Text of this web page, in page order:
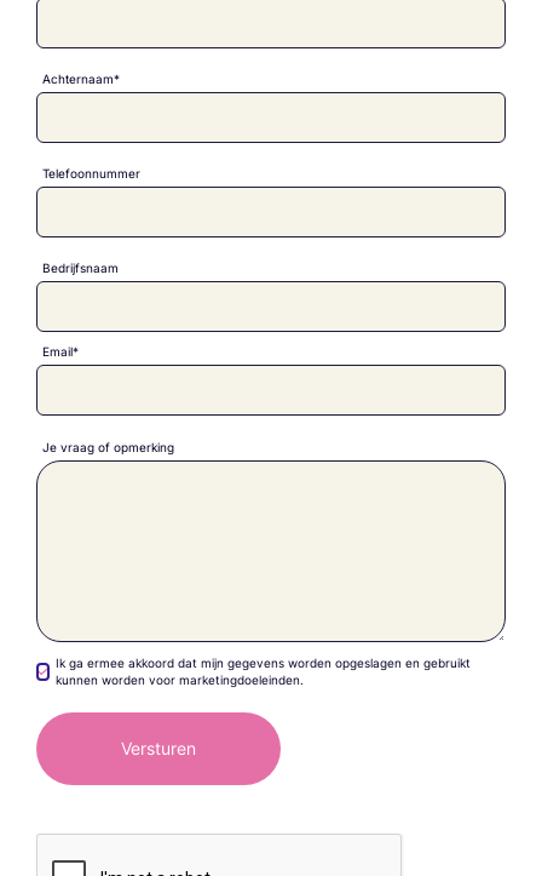
Achternaam*
Telefoonnummer
Bedrijfsnaam
Email*
Je vraag of opmerking
Ik ga ermee akkoord dat mijn gegevens worden opgeslagen en gebruikt
kunnen worden voor marketingdoeleinden.